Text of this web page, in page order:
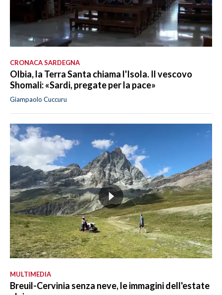
CRONACA SARDEGNA
Olbia, la Terra Santa chiama l'Isola. Il vescovo
Shomali: «Sardi, pregate per la pace»
Giampaolo Cuccuru
MULTIMEDIA
Breuil-Cervinia senza neve, le immagini dell'estate